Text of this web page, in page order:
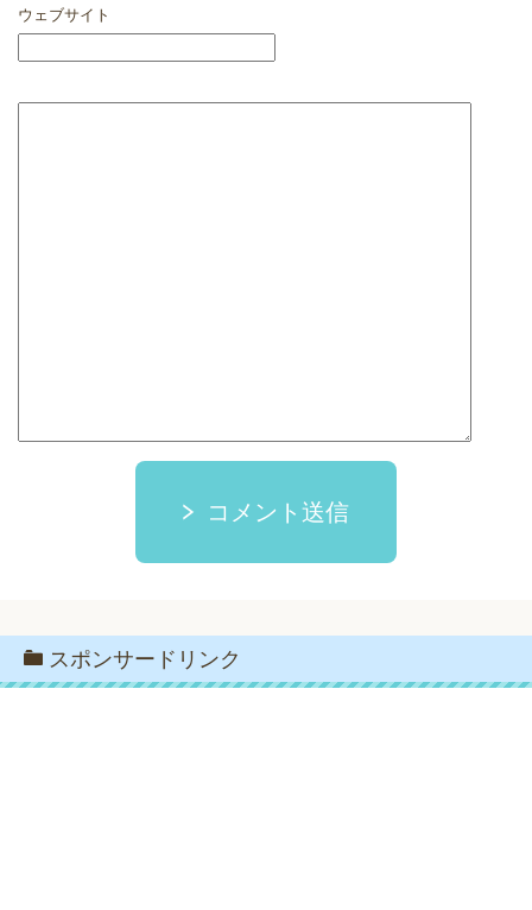
ウェブサイト
コメント送信
スポンサードリンク